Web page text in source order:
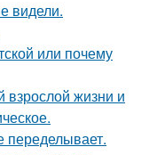
видели.
или почему
взрослой жизни и
переделывает.